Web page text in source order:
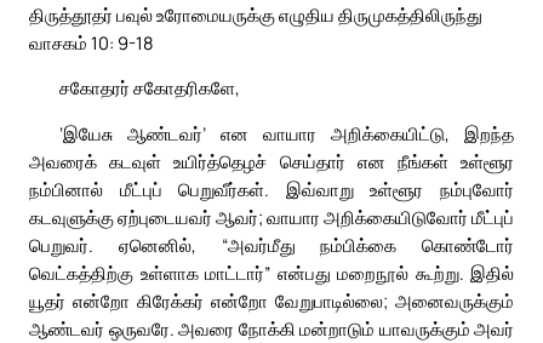
திருத்தூதர் பவுல் உரோமையருக்கு எழுதிய திருமுகத்திலிருந்து
வாசகம் 10: 9-18
சகோதரர் சகோதரிகளே,
‘இயேசு ஆண்டவர்’ என வாயார அறிக்கையிட்டு, இறந்த
அவரைக் கடவுள் உயிர்த்தெழச் செய்தார் என நீங்கள் உள்ளூர
நம்பினால் மீட்புப் பெறுவீர்கள். இவ்வாறு உள்ளூர நம்புவோர்
கடவுளுக்கு ஏற்புடையவர் ஆவர்; வாயார அறிக்கையிடுவோர் மீட்புப்
பெறுவர். ஏனெனில், “அவர்மீது நம்பிக்கை கொண்டோர்
வெட்கத்திற்கு உள்ளாக மாட்டார்” என்பது மறைநூல் கூற்று. இதில்
யூதர் என்றோ கிரேக்கர் என்றோ வேறுபாடில்லை; அனைவருக்கும்
ஆண்டவர் ஒருவரே. அவரை நோக்கி மன்றாடும் யாவருக்கும் அவர்